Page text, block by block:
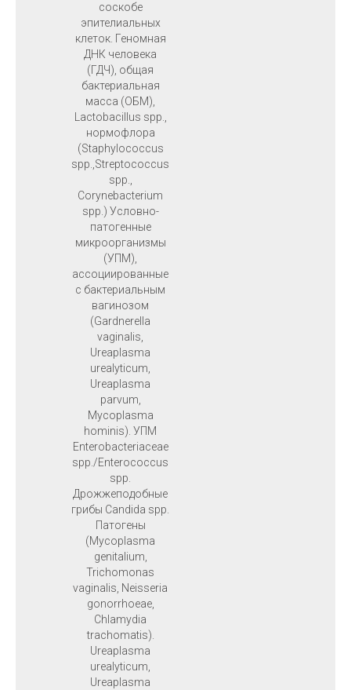
соскобе
эпителиальных
клеток. Геномная
ДНК человека
(ГДЧ), общая
бактериальная
масса (ОБМ),
Lactobacillus spp.,
нормофлора
(Staphylococcus
spp.,Streptococcus
spp.,
Corynebacterium
spp.) Условно-
патогенные
микроорганизмы
(УПМ),
ассоциированные
с бактериальным
вагинозом
(Gardnerella
vaginalis,
Ureaplasma
urealyticum,
Ureaplasma
parvum,
Mycoplasma
hominis). УПМ
Enterobacteriaceae
spp./Enterococcus
spp.
Дрожжеподобные
грибы Candida spp.
Патогены
(Mycoplasma
genitalium,
Trichomonas
vaginalis, Neisseria
gonorrhoeae,
Chlamydia
trachomatis).
Ureaplasma
urealyticum,
Ureaplasma